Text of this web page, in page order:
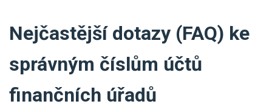
Nejčastější dotazy (FAQ) ke
správným číslům účtů
finančních úřadů